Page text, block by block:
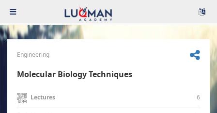
Engineering
Molecular Biology Techniques
Lectures 6